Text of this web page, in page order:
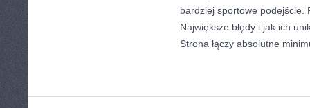
bardziej sportowe podejście.
Największe błędy i jak ich
Strona łączy absolutne